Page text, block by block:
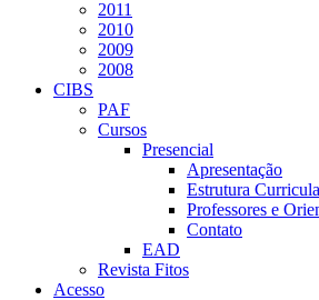
2011
2010
2009
2008
CIBS
PAF
Cursos
Presencial
Apresentação
Estrutura
Professores e
Contato
EAD
Revista Fitos
Acesso